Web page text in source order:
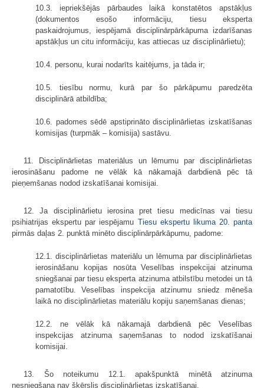
10.3. iepriekšējās pārbaudes laikā konstatētos apstākļus
(dokumentos esošo informāciju, tiesu eksperta
paskaidrojumus, iespējamā disciplinārpārkāpuma izdarīšanas
apstākļus un citu informāciju, kas attiecas uz disciplinārlietu);
10.4. personu, kurai nodarīts kaitējums, ja tāda ir;
10.5. tiesību normu, kurā par šo pārkāpumu paredzēta
disciplinārā atbildība;
10.6. padomes sēdē apstiprināto disciplinārlietas izskatīšanas
komisijas (turpmāk – komisija) sastāvu.
11. Disciplinārlietas materiālus un lēmumu par disciplinārlietas
ierosināšanu padome ne vēlāk kā nākamajā darbdienā pēc tā
pieņemšanas nodod izskatīšanai komisijai.
12. Ja disciplinārlietu ierosina pret tiesu medicīnas vai tiesu
psihiatrijas ekspertu par iespējamu Tiesu ekspertu likuma 20. panta
pirmās daļas 2. punktā minēto disciplinārpārkāpumu, padome:
12.1. disciplinārlietas materiālu un lēmuma par disciplinārlietas
ierosināšanu kopijas nosūta Veselības inspekcijai atzinuma
sniegšanai par tiesu eksperta atzinuma atbilstību metodei un tā
pamatotību. Veselības inspekcija atzinumu sniedz mēneša
laikā no disciplinārlietas materiālu kopiju saņemšanas dienas;
12.2. ne vēlāk kā nākamajā darbdienā pēc Veselības
inspekcijas atzinuma saņemšanas to nodod izskatīšanai
komisijai.
13. Šo noteikumu 12.1. apakšpunktā minētā atzinuma
nesniegšana nav šķērslis disciplinārlietas izskatīšanai.